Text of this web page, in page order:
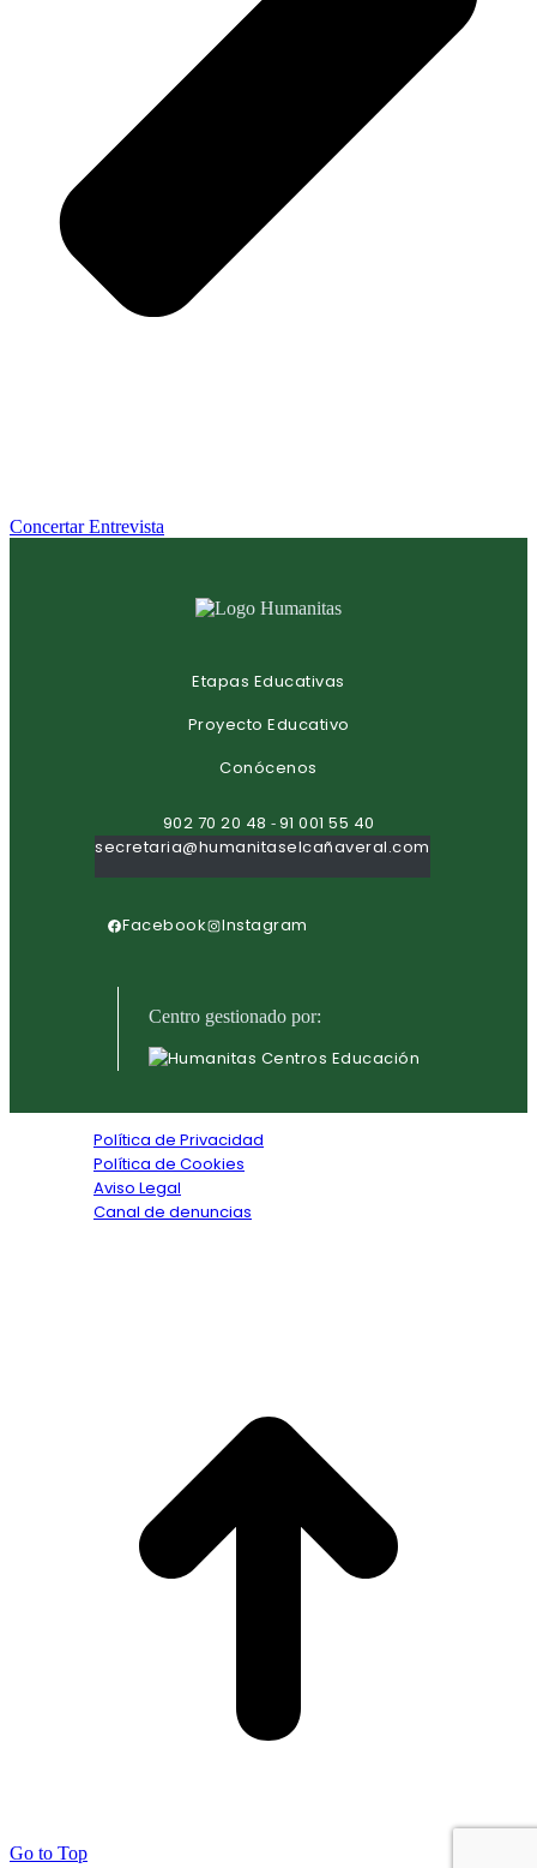
Concertar Entrevista
Etapas Educativas
Proyecto Educativo
Conócenos
902 70 20 48 - 91 001 55 40
secretaria@humanitaselcañaveral.com
Facebook Instagram
Centro gestionado por:
Política de Privacidad
Política de Cookies
Aviso Legal
Canal de denuncias
Go to Top